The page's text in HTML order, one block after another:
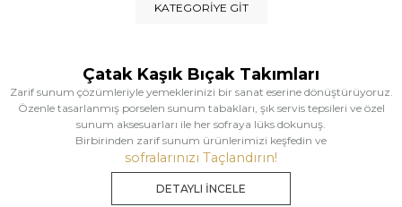
KATEGORIYE GIT
Çatak Kaşık Bıçak Takımları
Zarif sunum çözümleriyle yemeklerinizi bir sanat eserine dönüştürüyoruz.
Özenle tasarlanmış porselen sunum tabakları, şık servis tepsileri ve özel
sunum aksesuarları ile her sofraya lüks dokunuş.
Birbirinden zarif sunum ürünlerimizi keşfedin ve
sofralarınızı Taçlandırın!
DETAYLI İNCELE